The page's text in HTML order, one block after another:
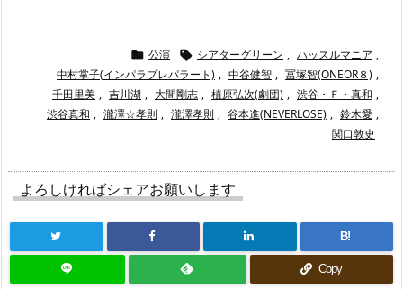
 公演  シアターグリーン , ハッスルマニア ,
中村掌子(インパラプレパラート) , 中谷健智 , 冨塚智(ONEOR８) ,
千田里美 , 吉川湖 , 大間剛志 , 植原弘次(劇団) , 渋谷・Ｆ・真和 ,
渋谷真和 , 瀧澤☆孝則 , 瀧澤孝則 , 谷本進(NEVERLOSE) , 鈴木愛 ,
関口敦史
よろしければシェアお願いします
B!
Copy